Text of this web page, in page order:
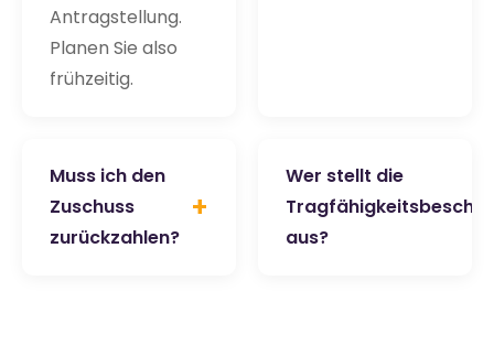
Antragstellung.
Planen Sie also
frühzeitig.
Muss ich den
Zuschuss
zurückzahlen?
+
Wer stellt die
aus?